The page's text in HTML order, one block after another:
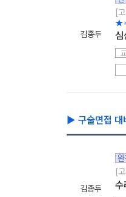
김종두
[
★
심
▶ 구술면접
김종두
[
수